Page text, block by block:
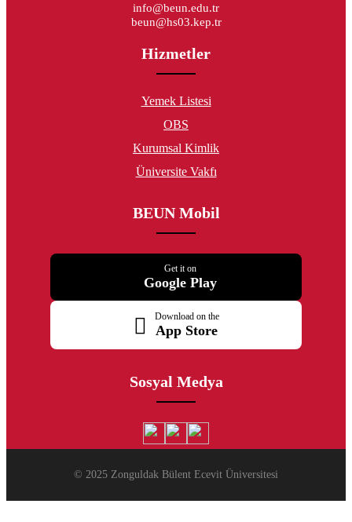
info@beun.edu.tr
beun@hs03.kep.tr
Hizmetler
Yemek Listesi
OBS
Kurumsal Kimlik
Üniversite Vakfı
BEUN Mobil
Get it on
Google Play
Download on the
App Store
Sosyal Medya
© 2025 Zonguldak Bülent Ecevit Üniversitesi